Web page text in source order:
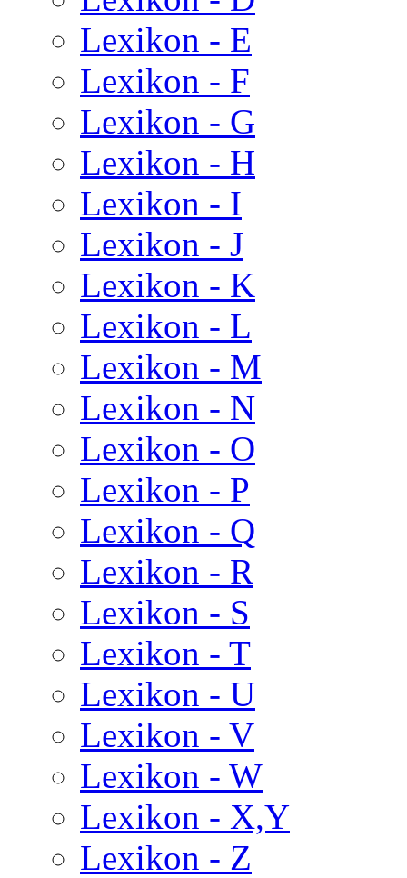
Lexikon - E
Lexikon - F
Lexikon - G
Lexikon - H
Lexikon - I
Lexikon - J
Lexikon - K
Lexikon - L
Lexikon - M
Lexikon - N
Lexikon - O
Lexikon - P
Lexikon - Q
Lexikon - R
Lexikon - S
Lexikon - T
Lexikon - U
Lexikon - V
Lexikon - W
Lexikon - X,Y
Lexikon - Z